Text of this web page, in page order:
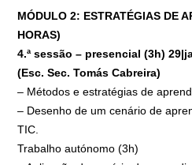
MÓDULO 2: ESTRATÉGIAS DE
HORAS)
4.ª sessão – presencial (3h)
(Esc. Sec. Tomás Cabreira)
– Métodos e estratégias de
– Desenho de um cenário de
TIC.
Trabalho autónomo (3h)